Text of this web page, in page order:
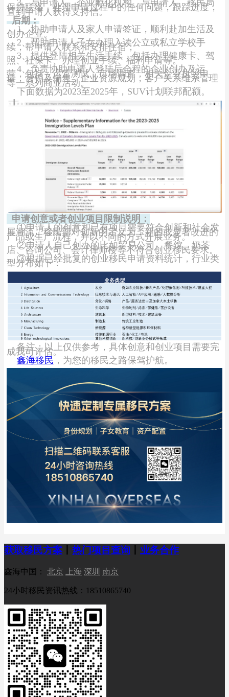
3、与申请人、企业孵化机构、与申请人、移民局
保持联络，处理申请过程中的任何问题，跟踪进度，
直到申请人获得支持信。
后期：
1、协助申请人及家人申请签证，顺利赴加生活及
创办企业。
2、帮助申请人子女办理入读公立或私立学校手
续，帮申请人联系和安排住宿；
3、提供登陆相关生活手续，包括办理健康卡、驾
照、社保卡、办理创业手续、福利申请等。
4、负责协助申请人登陆后全程的企业创办及运
营，包括：运营测试，市场调查，相关企业执照申
请，营销及销售，企业资源规划，客户关系维系管理
等一系列商业活动。
下面数据为2023至2025年，SUV计划联邦配额。
申请创意或者创业项目限制说明：
①申请人的创意和已有项目需要符合创新和社会发
展潮流，移民部对创新的定义为：新的或显著改进的
产品或生产流程，并以不同的方式开展业务。
②申请人自己创办的比如贸易公司、餐馆、奶茶
店、咨询公司、会计律师楼等不符合创业移民要求。
③根据已经批复的创业移民申请资料统计，行业类
型分布如下：
备注：以上仅供参考，具体创意和创业项目需要完
成我司评估。
鑫海移民 ，为您的移民之路保驾护航。
获取移民方案 热门项目查询 业务合作
鑫海中国： 北京 上海 深圳 南京
24小时移民资讯热线：18510865740